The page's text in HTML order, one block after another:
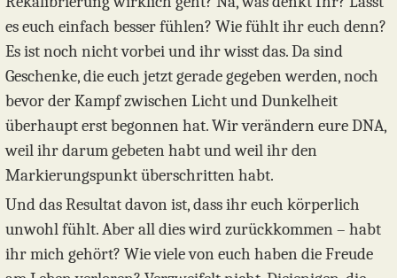
es euch einfach besser fühlen? Wie fühlt ihr euch denn?
Es ist noch nicht vorbei und ihr wisst das. Da sind
Geschenke, die euch jetzt gerade gegeben werden, noch
bevor der Kampf zwischen Licht und Dunkelheit
überhaupt erst begonnen hat. Wir verändern eure DNA,
weil ihr darum gebeten habt und weil ihr den
Markierungspunkt überschritten habt.
Und das Resultat davon ist, dass ihr euch körperlich
unwohl fühlt. Aber all dies wird zurückkommen – habt
ihr mich gehört? Wie viele von euch haben die Freude